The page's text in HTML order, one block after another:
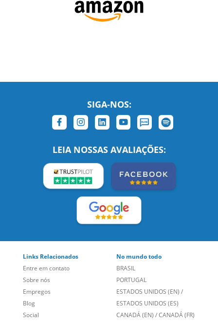
SIGA-NOS:
LEIA NOSSAS AVALIAÇÕES:
Sobre nós
Empregos
Blog
Social
Site Corporativo
Sugestões
PORTUGAL
ESTADOS UNIDOS (EN)
ESTADOS UNIDOS (ES)
CANADÁ (EN)/CANADÁ (FR)
REINO UNIDO E IRLANDA
AUSTRÁLIA E NOVA